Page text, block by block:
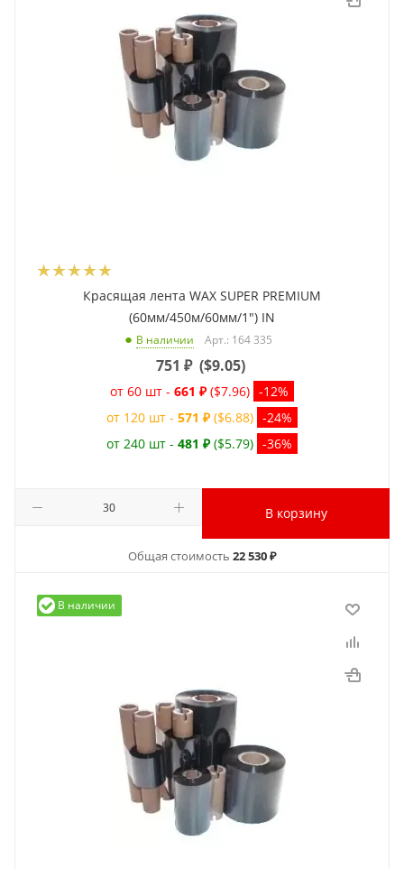
Красящая лента WAX SUPER PREMIUM
(60мм/450м/60мм/1") IN
В наличии Арт.: 164 335
751 ₽ ($9.05)
от 60 шт - 661 ₽ ($7.96) -12%
от 120 шт - 571 ₽ ($6.88) -24%
от 240 шт - 481 ₽ ($5.79) -36%
В корзину
Общая стоимость 22 530 ₽
В наличии